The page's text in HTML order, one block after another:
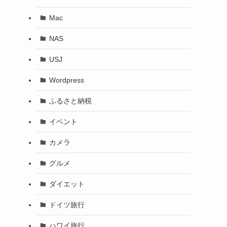
Mac
NAS
USJ
Wordpress
ふるさと納税
イベント
カメラ
グルメ
ダイエット
ドイツ旅行
ハワイ旅行